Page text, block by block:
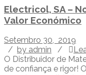
Electricol, SA –
Valor Económico
Setembro 30, 2019
/ by admin /
O Distribuidor de
de confiança e rigor!